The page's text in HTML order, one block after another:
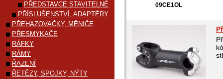
09CE1OL
PŘEDSTAVCE STAVITELNÉ
PŘÍSLUŠENSTVÍ, ADAPTÉRY
PŘEHAZOVAČKY, MĚNIČE
PŘESMYKAČE
RÁFKY
RÁMY
ŘAZENÍ
ŘETĚZY, SPOJKY, NÝTY